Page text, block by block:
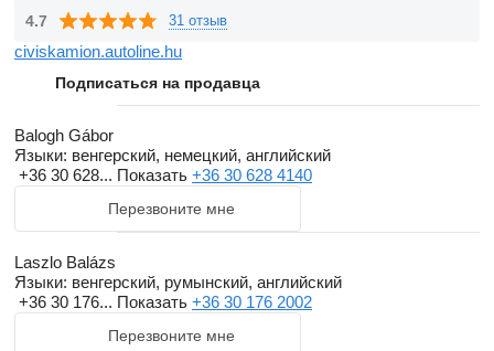
4.7 31 отзыв
civiskamion.autoline.hu
Подписаться на продавца
Balogh Gábor
Языки: венгерский, немецкий, английский
+36 30 628... Показать +36 30 628 4140
Перезвоните мне
Laszlo Balázs
Языки: венгерский, румынский, английский
+36 30 176... Показать +36 30 176 2002
Перезвоните мне